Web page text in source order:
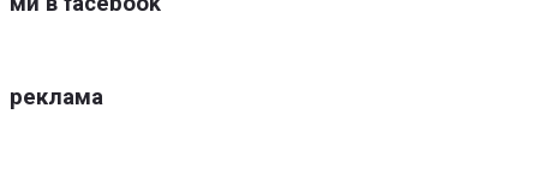
реклама